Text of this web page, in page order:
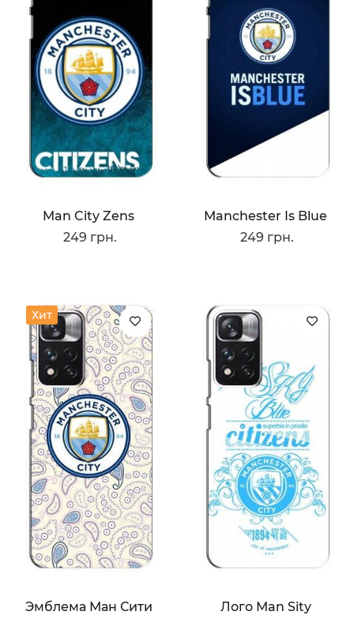
Man City Zens
249 грн.
Manchester Is Blue
249 грн.
Хит
Эмблема Ман Сити
Лого Man Sity